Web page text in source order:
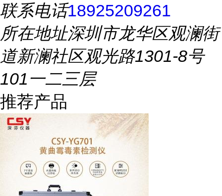
联系电话18925209261
所在地址深圳市龙华区观澜街
道新澜社区观光路1301-8号
101一二三层
推荐产品